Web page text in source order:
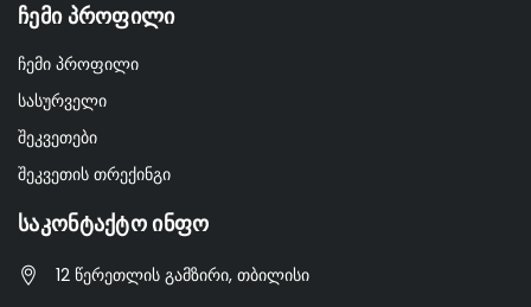
Ჩემი Პროფილი
ჩემი პროფილი
სასურველი
შეკვეთები
შეკვეთის თრექინგი
Საკონტაქტო Ინფო
12 წერეთლის გამზირი, თბილისი